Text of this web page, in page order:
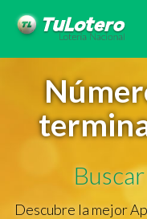
Descubre la mejor